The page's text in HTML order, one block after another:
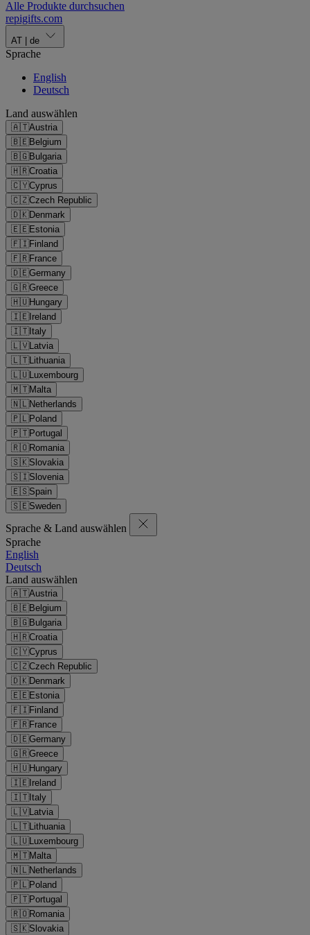
Alle Produkte durchsuchen
repigifts.com
AT de
Sprache
English
Deutsch
Land auswählen
🇦🇹Austria
🇧🇪Belgium
🇧🇬Bulgaria
🇭🇷Croatia
🇨🇾Cyprus
🇨🇿Czech Republic
🇩🇰Denmark
🇪🇪Estonia
🇫🇮Finland
🇫🇷France
🇩🇪Germany
🇬🇷Greece
🇭🇺Hungary
🇮🇪Ireland
🇮🇹Italy
🇱🇻Latvia
🇱🇹Lithuania
🇱🇺Luxembourg
🇲🇹Malta
🇳🇱Netherlands
🇵🇱Poland
🇵🇹Portugal
🇷🇴Romania
🇸🇰Slovakia
🇸🇮Slovenia
🇪🇸Spain
🇸🇪Sweden
Sprache & Land auswählen
Sprache
English
Deutsch
Land auswählen
🇦🇹Austria
🇧🇪Belgium
🇧🇬Bulgaria
🇭🇷Croatia
🇨🇾Cyprus
🇨🇿Czech Republic
🇩🇰Denmark
🇪🇪Estonia
🇫🇮Finland
🇫🇷France
🇩🇪Germany
🇬🇷Greece
🇭🇺Hungary
🇮🇪Ireland
🇮🇹Italy
🇱🇻Latvia
🇱🇹Lithuania
🇱🇺Luxembourg
🇲🇹Malta
🇳🇱Netherlands
🇵🇱Poland
🇵🇹Portugal
🇷🇴Romania
🇸🇰Slovakia